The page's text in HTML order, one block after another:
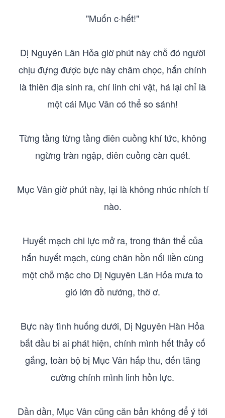
"Muốn c·hết!"
Dị Nguyên Lân Hỏa giờ phút này chỗ đó người
chịu đựng được bực này châm chọc, hắn chính
là thiên địa sinh ra, chí linh chi vật, há lại chỉ là
một cái Mục Vân có thể so sánh!
Từng tầng từng tầng điên cuồng khí tức, không
ngừng tràn ngập, điên cuồng càn quét.
Mục Vân giờ phút này, lại là không nhúc nhích tí
nào.
Huyết mạch chi lực mở ra, trong thân thể của
hắn huyết mạch, cùng chân hồn nối liền cùng
một chỗ mặc cho Dị Nguyên Lân Hỏa mưa to
gió lớn đồ nướng, thờ ơ.
Bực này tình huống dưới, Dị Nguyên Hàn Hỏa
bắt đầu bi ai phát hiện, chính mình hết thảy cố
gắng, toàn bộ bị Mục Vân hấp thu, đến tăng
cường chính mình linh hồn lực.
Dần dần, Mục Vân cũng căn bản không để ý tới